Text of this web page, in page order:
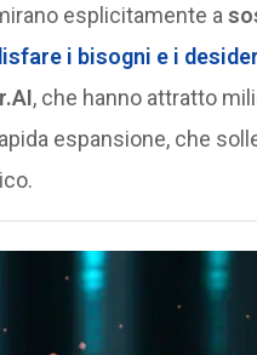
esplicitamente a
i bisogni e i
, che hanno attratto
espansione, che